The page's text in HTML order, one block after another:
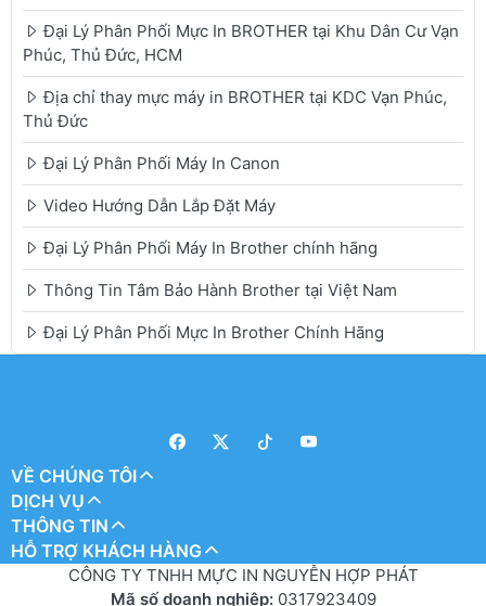
Đại Lý Phân Phối Mực In BROTHER tại Khu Dân Cư Vạn
Phúc, Thủ Đức, HCM
Địa chỉ thay mực máy in BROTHER tại KDC Vạn Phúc,
Thủ Đức
Đại Lý Phân Phối Máy In Canon
Video Hướng Dẫn Lắp Đặt Máy
Đại Lý Phân Phối Máy In Brother chính hãng
Thông Tin Tâm Bảo Hành Brother tại Việt Nam
Đại Lý Phân Phối Mực In Brother Chính Hãng
VỀ CHÚNG TÔI
DỊCH VỤ
THÔNG TIN
HỖ TRỢ KHÁCH HÀNG
CÔNG TY TNHH MỰC IN NGUYỄN HỢP PHÁT
Mã số doanh nghiệp: 0317923409